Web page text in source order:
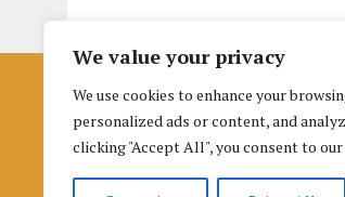
We value your privacy
We use cookies to enhance your
personalized ads or content, and
clicking "Accept All", you consent to our
Istituto per la Formazione
di Urbino
Palazzo nuovo Albani